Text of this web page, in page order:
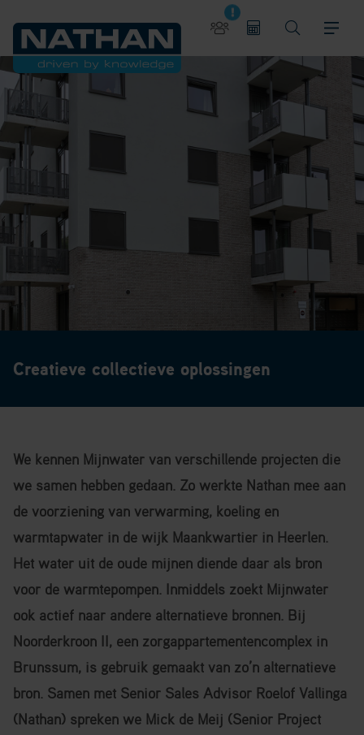
Creatieve collectieve oplossingen
We kennen Mijnwater van verschillende projecten die
we samen hebben gedaan. Zo werkte Nathan mee aan
de voorziening van verwarming, koeling en
warmtapwater in de wijk Maankwartier in Heerlen.
Het water uit de oude mijnen diende daar als bron
voor de warmtepompen. Inmiddels zoekt Mijnwater
ook actief naar andere alternatieve bronnen. Bij
Noorderkroon II, een zorgappartementencomplex in
Brunssum, is gebruik gemaakt van zo’n alternatieve
bron. Samen met Senior Sales Advisor Roelof Vallinga
(Nathan) spreken we Mick de Meij (Senior Project